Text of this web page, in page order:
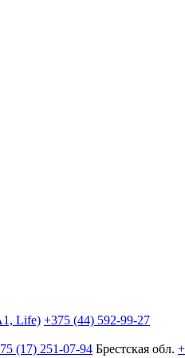
Life) +375 (44) 592-99-27
(17) 251-07-94 Брестская обл.